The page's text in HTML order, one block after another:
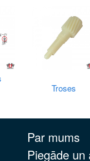
Troses
Par mums
Piegāde un